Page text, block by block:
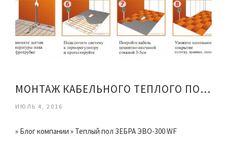
МОНТАЖ КАБЕЛЬНОГО ТЕПЛОГО ПОЛА
ИЮЛЬ 4, 2016
» Блог компании » Теплый пол ЗЕБРА ЭВО-300 WF